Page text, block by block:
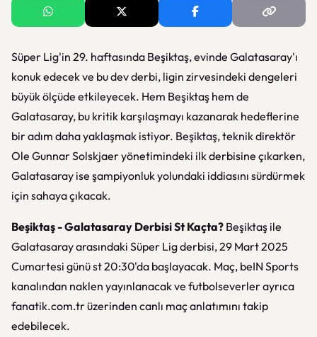
Süper Lig'in 29. haftasında Beşiktaş, evinde Galatasaray'ı
konuk edecek ve bu dev derbi, ligin zirvesindeki dengeleri
büyük ölçüde etkileyecek. Hem Beşiktaş hem de
Galatasaray, bu kritik karşılaşmayı kazanarak hedeflerine
bir adım daha yaklaşmak istiyor. Beşiktaş, teknik direktör
Ole Gunnar Solskjaer yönetimindeki ilk derbisine çıkarken,
Galatasaray ise şampiyonluk yolundaki iddiasını sürdürmek
için sahaya çıkacak.
Beşiktaş - Galatasaray Derbisi St Kaçta? Beşiktaş ile
Galatasaray arasındaki Süper Lig derbisi, 29 Mart 2025
Cumartesi günü st 20:30'da başlayacak. Maç, beIN Sports
kanalından naklen yayınlanacak ve futbolseverler ayrıca
fanatik.com.tr üzerinden canlı maç anlatımını takip
edebilecek.